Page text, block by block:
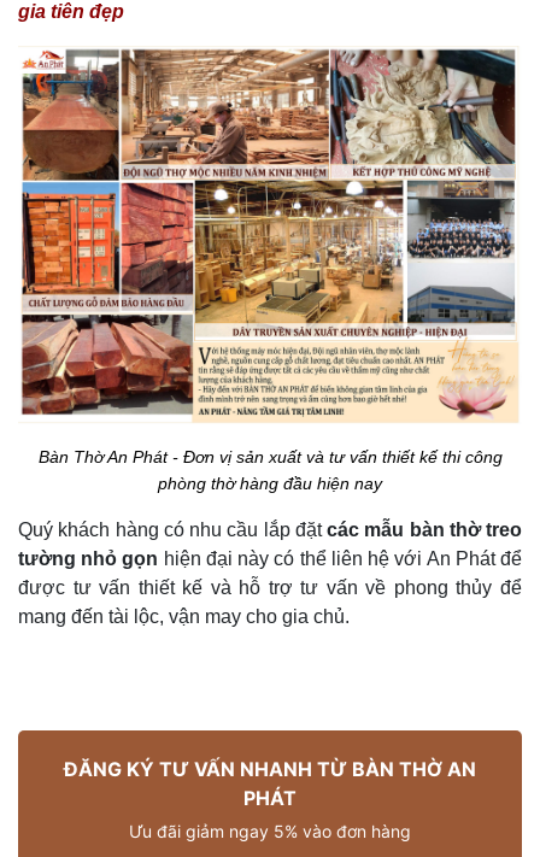
gia tiên đẹp
Bàn Thờ An Phát - Đơn vị sản xuất và tư vấn thiết kế thi công
phòng thờ hàng đầu hiện nay
Quý khách hàng có nhu cầu lắp đặtcác mẫu bàn thờ treo
tường nhỏ gọn hiện đại này có thể liên hệ với An Phát để
được tư vấn thiết kế và hỗ trợ tư vấn về phong thủy để
mang đến tài lộc, vận may cho gia chủ.
ĐĂNG KÝ TƯ VẤN NHANH TỪ BÀN THỜ AN
PHÁT
Ưu đãi giảm ngay 5% vào đơn hàng